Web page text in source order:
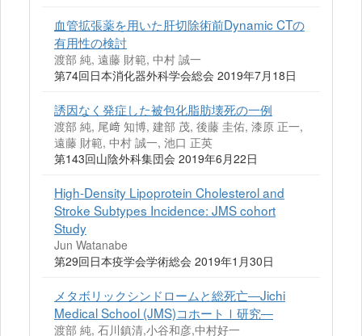
血管拡張薬を用いた肝切除術前Dynamic CTの
有用性の検討
渡部 純, 遠藤 財範, 中村 誠一
第74回日本消化器外科学会総会 2019年7月18日
誘因なく発症した被包化脂肪壊死の一例
渡部 純, 尾﨑 知博, 建部 茂, 後藤 圭佑, 漆原 正一,
遠藤 財範, 中村 誠一, 池口 正英
第143回山陰外科集団会 2019年6月22日
High-Density Lipoprotein Cholesterol and
Stroke Subtypes Incidence: JMS cohort
Study
Jun Watanabe
第29回日本疫学会学術総会 2019年1月30日
メタボリックシンドロームと総死亡―Jichi
Medical School (JMS)コホートⅠ研究―
渡部 純, 石川鎮清,小谷和彦,中村好一